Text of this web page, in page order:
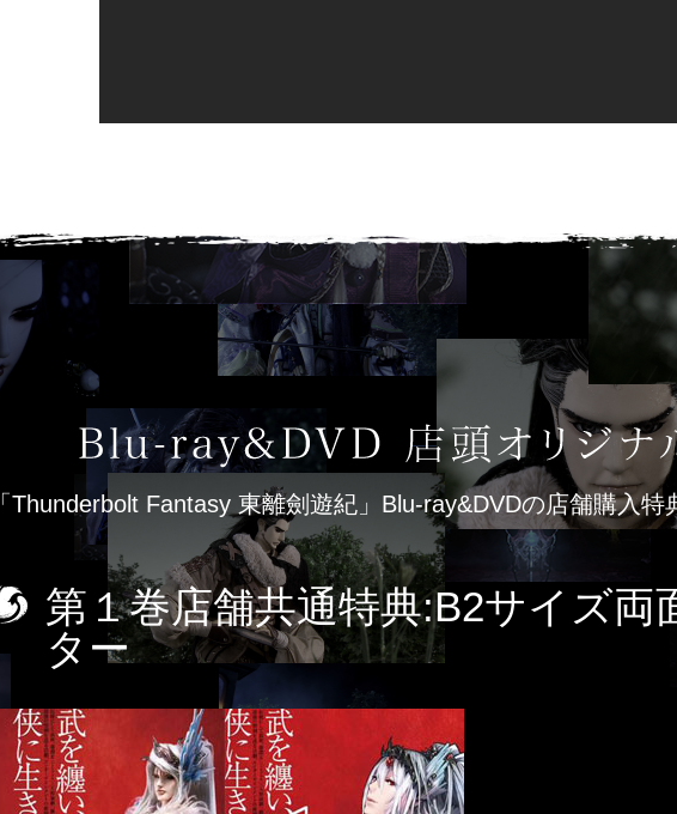
「Thunderbolt Fantasy 東離劍遊紀」Blu-ray&DVDの店舗購入特
第１巻店舗共通特典:B2サイズ両
ター